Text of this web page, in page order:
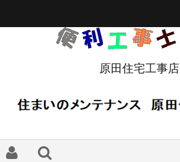
原田住宅工事店